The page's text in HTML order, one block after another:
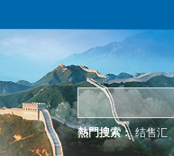
熱門搜索： 结售汇